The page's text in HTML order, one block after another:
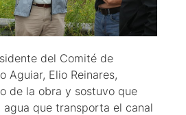
del Comité de
Aguiar, Elio Reinares,
de la obra y sostuvo que
agua que transporta el canal